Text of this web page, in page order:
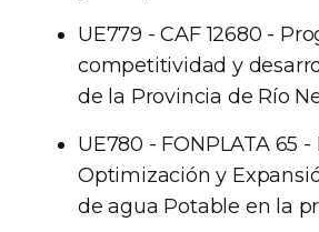
UE779 - CAF 12680 -
competitividad y
de la Provincia de Río
UE780 - FONPLATA 65
Optimización y
de agua Potable en la